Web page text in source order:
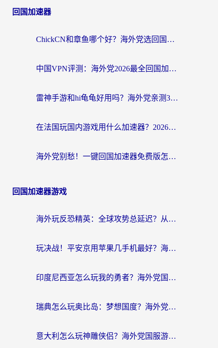
回国加速器
ChickCN和章鱼哪个好？海外党选回国加速器的3个关键维度 + 实用避坑指南
中国VPN评测：海外党2026最全回国加速器选择指南，告别地区限制不踩坑
雷神手游和hi龟龟好用吗？海外党亲测3款回国加速器，教你选对国外到国内加速器
在法国玩国内游戏用什么加速器？2026实测解决延迟卡顿的实用指南
海外党别愁！一键回国加速器免费版怎么选？从踩坑到流畅访问的全攻略
回国加速器游戏
海外玩反恐精英：全球攻势总延迟？从瑞典玩神武4到外国玩黎明觉醒，选对加速器才是关键！
玩决战！平安京用苹果几手机最好？海外党必看的设备+加速器双攻略
印度尼西亚怎么玩我的勇者？海外党国服游戏加速避坑指南（附实况五行师解决方案）
瑞典怎么玩奥比岛：梦想国度？海外党亲测有效的国服游戏加速全攻略
意大利怎么玩神雕侠侣？海外党国服游戏加速终极指南（附欧洲玩王者王国保卫战4不卡技巧）